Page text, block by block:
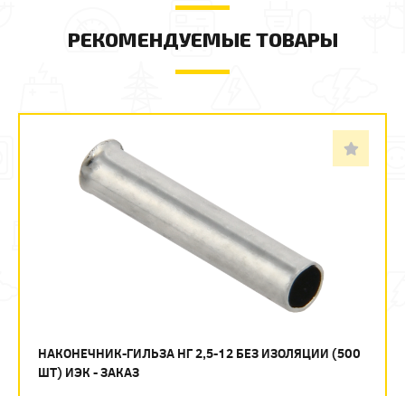
РЕКОМЕНДУЕМЫЕ ТОВАРЫ
НАКОНЕЧНИК-ГИЛЬЗА НГ 2,5-12 БЕЗ ИЗОЛЯЦИИ (500
ШТ) ИЭК - ЗАКАЗ